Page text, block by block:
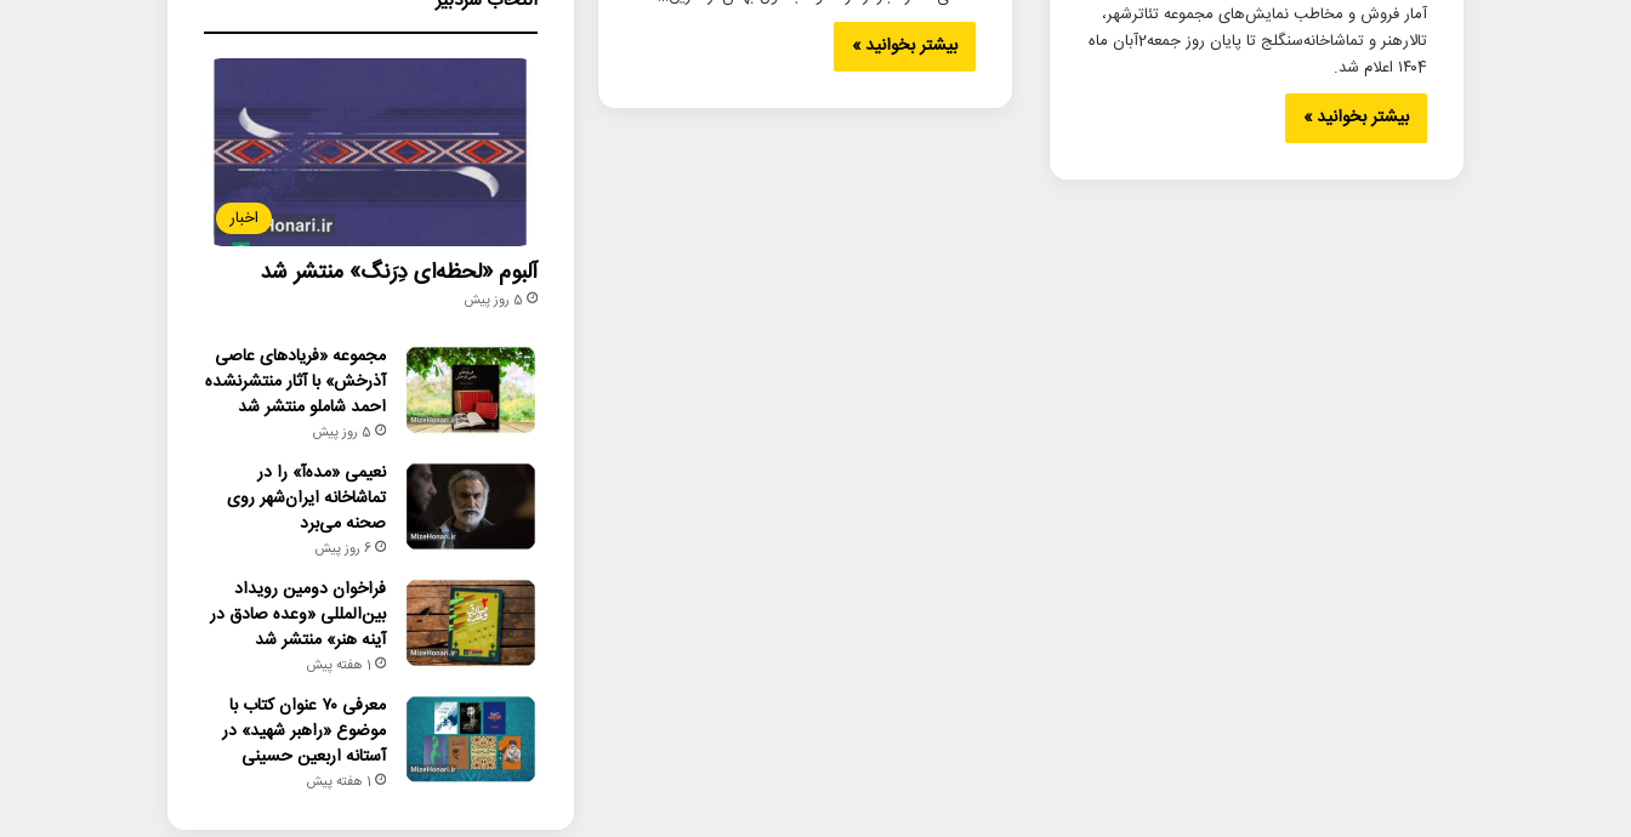
آمار فروش و مخاطب نمایش‌های‌ مجموعه تئاترشهر،
تالار‌هنر و تماشاخانه‌سنگلج تا پایان روز جمعه2آبان ماه
۱۴۰4 اعلام شد.
بیشتر بخوانید »
بیشتر بخوانید »
اخبار
آلبوم «لحظه‌ای دِرَنگ» منتشر شد
5 روز پیش
مجموعه «فریادهای عاصی
آذرخش» با آثار منتشرنشده
احمد شاملو منتشر شد
5 روز پیش
نعیمی «مده‌آ» را در
تماشاخانه ایران‌شهر روی
صحنه می‌برد
6 روز پیش
فراخوان دومین رویداد
بین‌المللی «وعده صادق در
آینه هنر» منتشر شد
1 هفته پیش
معرفی ۷۰ عنوان کتاب با
موضوع «راهبر شهید» در
آستانه اربعین حسینی
1 هفته پیش